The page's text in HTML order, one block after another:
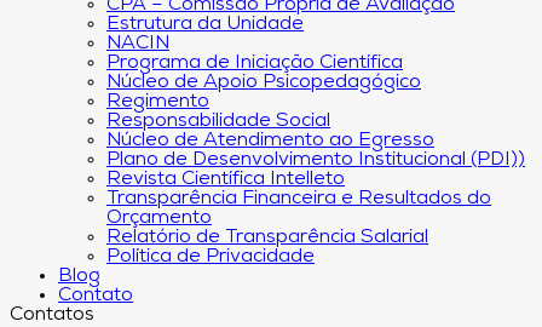
CPA – Comissão Própria de Avaliação
Estrutura da Unidade
NACIN
Programa de Iniciação Científica
Núcleo de Apoio Psicopedagógico
Regimento
Responsabilidade Social
Núcleo de Atendimento ao Egresso
Plano de Desenvolvimento Institucional (PDI))
Revista Científica Intelleto
Transparência Financeira e Resultados do
Orçamento
Relatório de Transparência Salarial
Política de Privacidade
Blog
Contato
Contatos